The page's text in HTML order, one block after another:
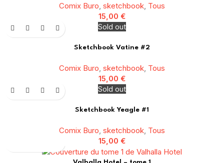
Comix Buro sketchbook Tous
15,00 €
Sold out
Sketchbook Vatine #2
Comix Buro sketchbook Tous
15,00 €
Sold out
Sketchbook Yeagle #1
Comix Buro sketchbook Tous
15,00 €